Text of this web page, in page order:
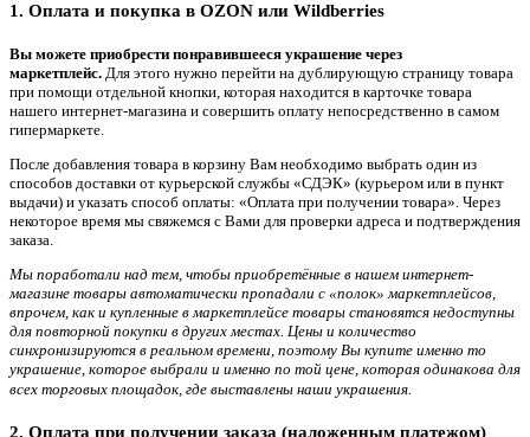
1. Оплата и покупка в OZON или Wildberries
Вы можете приобрести понравившееся украшение через
маркетплейс. Для этого нужно перейти на дублирующую страницу товара
при помощи отдельной кнопки, которая находится в карточке товара
нашего интернет-магазина и совершить оплату непосредственно в самом
гипермаркете.
После добавления товара в корзину Вам необходимо выбрать один из
способов доставки от курьерской службы «СДЭК» (курьером или в пункт
выдачи) и указать способ оплаты: «Оплата при получении товара». Через
некоторое время мы свяжемся с Вами для проверки адреса и подтверждения
заказа.
Мы поработали над тем, чтобы приобретённые в нашем интернет-
магазине товары автоматически пропадали с «полок» маркетплейсов,
впрочем, как и купленные в маркетплейсе товары становятся недоступны
для повторной покупки в других местах. Цены и количество
синхронизируются в реальном времени, поэтому Вы купите именно то
украшение, которое выбрали и именно по той цене, которая одинакова для
всех торговых площадок, где выставлены наши украшения.
2. Оплата при получении заказа (наложенным платежом)